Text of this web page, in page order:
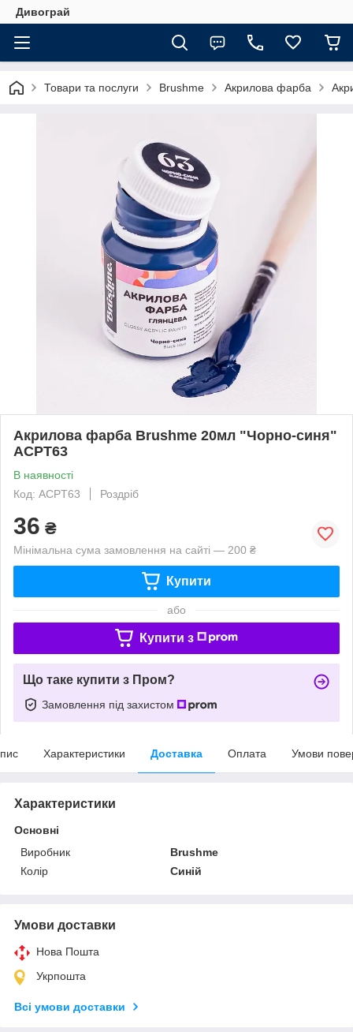
Дивограй
Товари та послуги Brushme Акрилова фарба
Акрилова фарба Brushme 20мл "Чорно-синя"
ACPT63
В наявності
Код: ACPT63
Роздріб
36 ₴
Мінімальна сума замовлення на сайті — 200 ₴
Купити
або
Купити з
Що таке купити з Пром?
Замовлення під захистом
Характеристики Доставка Оплата Умови
Характеристики
Основні
Виробник
Brushme
Колір
Синій
Умови доставки
Нова Пошта
Укрпошта
Всі умови доставки